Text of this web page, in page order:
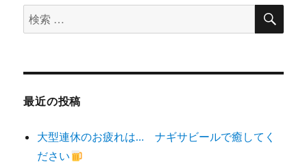
検
索
象:
検
最近の投稿
大型連休のお疲れは… ナギサビールで癒してく
ださい